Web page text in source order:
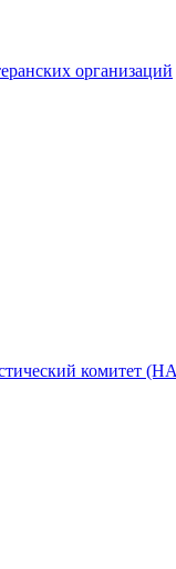
организаций
комитет